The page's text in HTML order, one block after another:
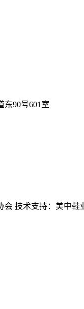
东90号601室
会 技术支持：美中鞋